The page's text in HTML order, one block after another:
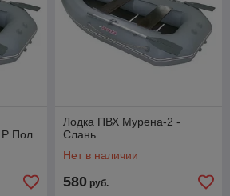
Пол
Лодка ПВХ Мурена-2 -
Слань
Нет в наличии
580 руб.